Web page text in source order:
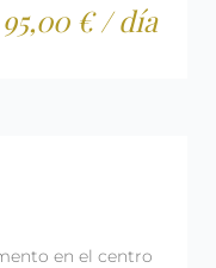
€ / día
en el centro